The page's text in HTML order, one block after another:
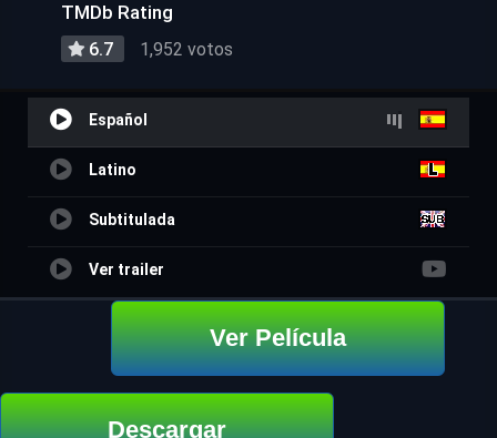
TMDb Rating
6.7 1,952 votos
Español
Latino
Subtitulada
Ver trailer
Ver Película
Descargar